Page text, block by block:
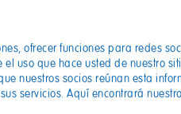
ofrecer funciones para redes
uso que hace usted de nuestro
nuestros socios reúnan esta
servicios. Aquí encontrará nuestra
y grandes desde hace
que asumimos, un
siglo. Por lo tanto, el
siguiente: Con nuestra